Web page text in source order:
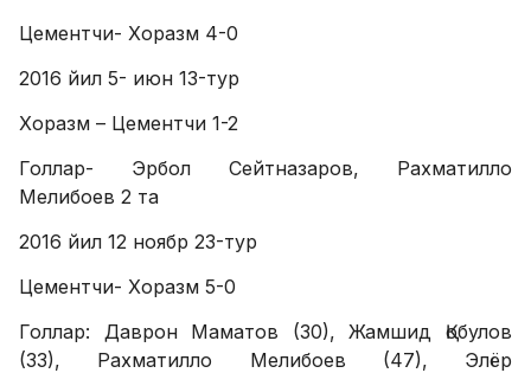
Цементчи- Хоразм 4-0
2016 йил 5- июн 13-тур
Хоразм – Цементчи 1-2
Голлар- Эрбол Сейтназаров, Рахматилло
Мелибоев 2 та
2016 йил 12 ноябр 23-тур
Цементчи- Хоразм 5-0
Голлар: Даврон Маматов (30), Жамшид Қобулов
(33), Рахматилло Мелибоев (47), Элёр